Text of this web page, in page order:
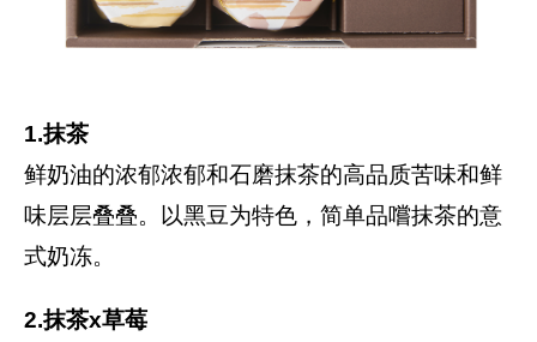
1.抹茶
鲜奶油的浓郁浓郁和石磨抹茶的高品质苦味和鲜
味层层叠叠。以黑豆为特色，简单品嚐抹茶的意
式奶冻。
2.抹茶x草莓